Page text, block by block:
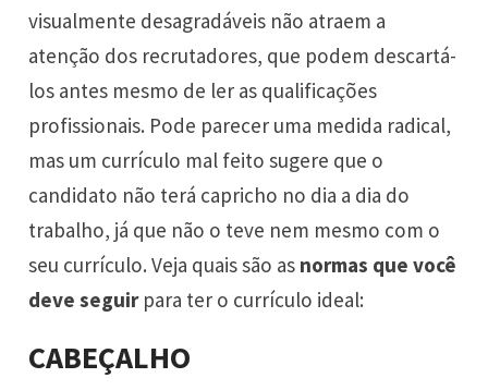
visualmente desagradáveis não atraem a
atenção dos recrutadores, que podem descartá-
los antes mesmo de ler as qualificações
profissionais. Pode parecer uma medida radical,
mas um currículo mal feito sugere que o
candidato não terá capricho no dia a dia do
trabalho, já que não o teve nem mesmo com o
seu currículo. Veja quais são as normas que você
deve seguirpara ter o currículo ideal:
CABEÇALHO